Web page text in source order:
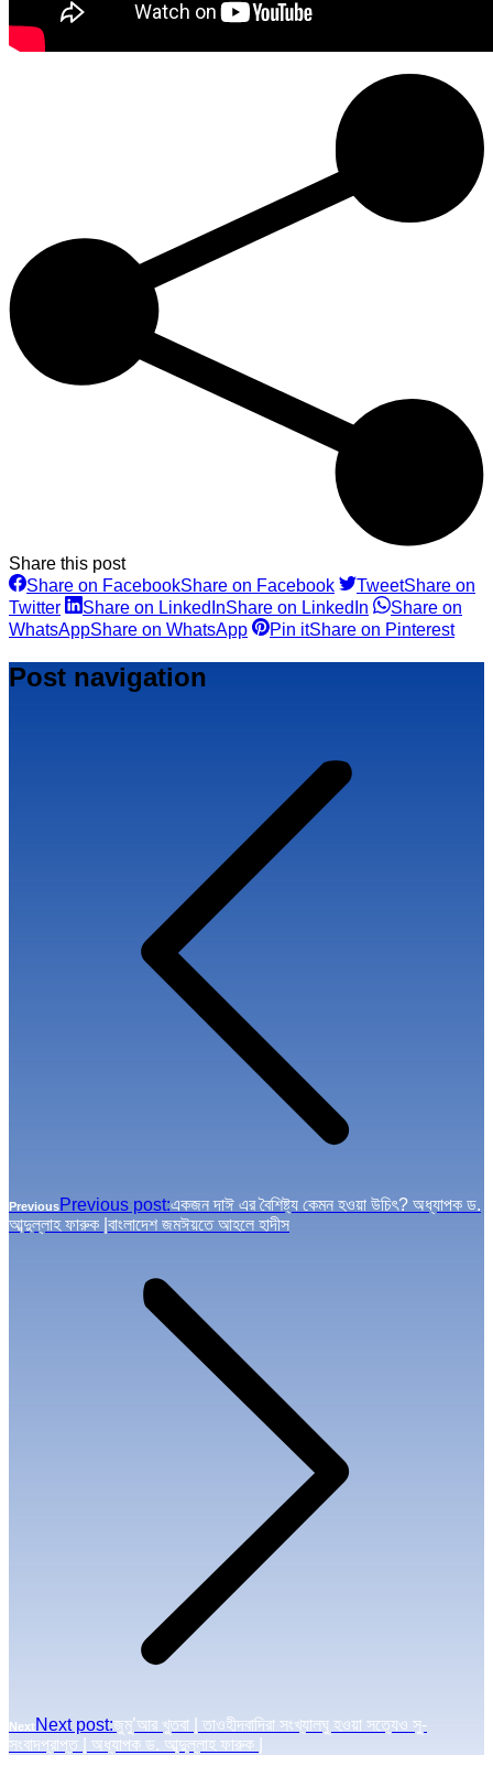
Share this post
Share on FacebookShare on Facebook TweetShare on
Twitter
Share on LinkedInShare on LinkedIn
Share on
WhatsAppShare on WhatsApp Pin itShare on Pinterest
Post navigation
PreviousPrevious post:একজন দাঈ এর বৈশিষ্ট্য কেমন হওয়া উচিৎ? অধ্যাপক ড.
আব্দুল্লাহ ফারুক |বাংলাদেশ জমঈয়তে আহলে হাদীস
Next Next post:জুমু’আর খুতবা | তাওহীদবাদিরা সংখ্যালঘু হওয়া সত্যেও সু-
সংবাদপ্রাপ্ত | অধ্যাপক ড. আব্দুল্লাহ ফারুক |